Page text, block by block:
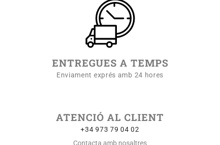
ENTREGUES A TEMPS
Enviament exprés amb 24 hores
ATENCIÓ AL CLIENT
+34 973 79 04 02
Contacta amb nosaltres